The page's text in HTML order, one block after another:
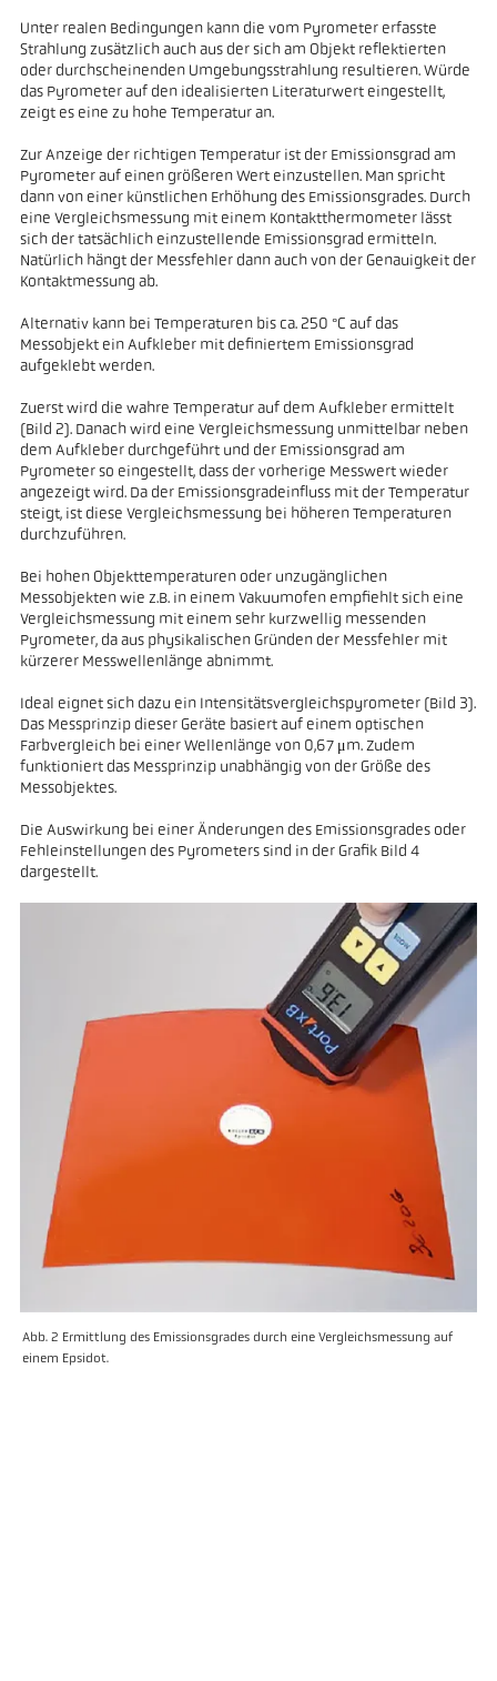
Unter realen Bedingungen kann die vom Pyrometer erfasste
Strahlung zusätzlich auch aus der sich am Objekt reflektierten
oder durchscheinenden Umgebungsstrahlung resultieren. Würde
das Pyrometer auf den idealisierten Literaturwert eingestellt,
zeigt es eine zu hohe Temperatur an.
Zur Anzeige der richtigen Temperatur ist der Emissionsgrad am
Pyrometer auf einen größeren Wert einzustellen. Man spricht
dann von einer künstlichen Erhöhung des Emissionsgrades. Durch
eine Vergleichsmessung mit einem Kontaktthermometer lässt
sich der tatsächlich einzustellende Emissionsgrad ermitteln.
Natürlich hängt der Messfehler dann auch von der Genauigkeit der
Kontaktmessung ab.
Alternativ kann bei Temperaturen bis ca. 250 °C auf das
Messobjekt ein Aufkleber mit definiertem Emissionsgrad
aufgeklebt werden.
Zuerst wird die wahre Temperatur auf dem Aufkleber ermittelt
(Bild 2). Danach wird eine Vergleichsmessung unmittelbar neben
dem Aufkleber durchgeführt und der Emissionsgrad am
Pyrometer so eingestellt, dass der vorherige Messwert wieder
angezeigt wird. Da der Emissionsgradeinfluss mit der Temperatur
steigt, ist diese Vergleichsmessung bei höheren Temperaturen
durchzuführen.
Bei hohen Objekttemperaturen oder unzugänglichen
Messobjekten wie z.B. in einem Vakuumofen empfiehlt sich eine
Vergleichsmessung mit einem sehr kurzwellig messenden
Pyrometer, da aus physikalischen Gründen der Messfehler mit
kürzerer Messwellenlänge abnimmt.
Ideal eignet sich dazu ein Intensitätsvergleichspyrometer (Bild 3).
Das Messprinzip dieser Geräte basiert auf einem optischen
Farbvergleich bei einer Wellenlänge von 0,67 μm. Zudem
funktioniert das Messprinzip unabhängig von der Größe des
Messobjektes.
Die Auswirkung bei einer Änderungen des Emissionsgrades oder
Fehleinstellungen des Pyrometers sind in der Grafik Bild 4
dargestellt.
Abb. 2 Ermittlung des Emissionsgrades durch eine Vergleichsmessung auf
einem Epsidot.